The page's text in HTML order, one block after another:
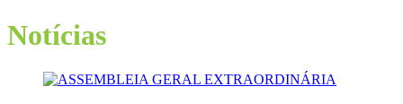
Notícias